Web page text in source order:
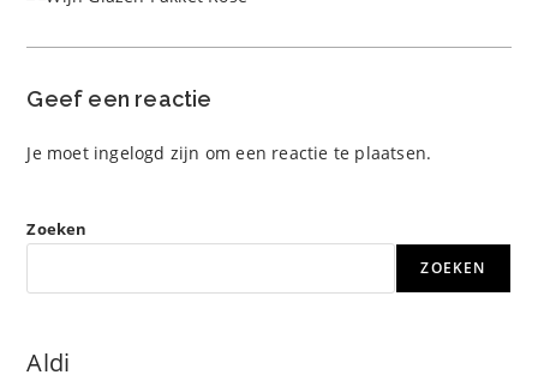
Geef een reactie
Je moet ingelogd zijn om een reactie te plaatsen.
Zoeken
ZOEKEN
Aldi